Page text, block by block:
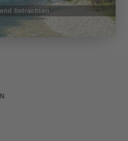
betrachten